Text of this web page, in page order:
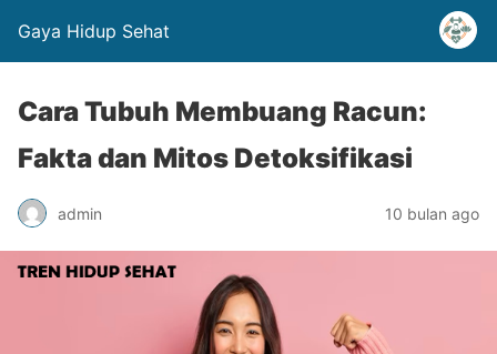
Gaya Hidup Sehat
Cara Tubuh Membuang Racun:
Fakta dan Mitos Detoksifikasi
admin 10 bulan ago